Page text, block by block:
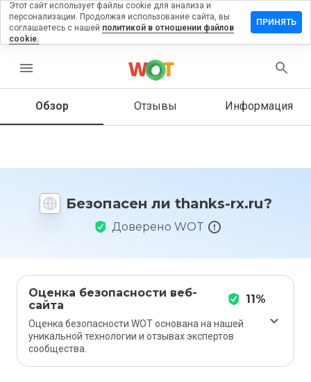
menu
Обзор Отзывы Информация
Безопасен ли thanks-rx.ru?
Доверено WOT
Оценка безопасности веб-
сайта
11%
Оценка безопасности WOT основана на нашей
уникальной технологии и отзывах экспертов
сообщества.
на
оценили
сайт от
1 до 5?
Этот сайт использует файлы cookie для анализа и
персонализации. Продолжая использование сайта, вы
соглашаетесь с нашей политикой в отношении файлов
cookie.
ПРИНЯТЬ